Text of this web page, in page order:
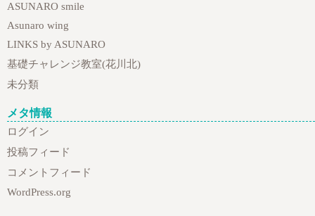
ASUNARO smile
Asunaro wing
LINKS by ASUNARO
基礎チャレンジ教室(花川北)
未分類
メタ情報
ログイン
投稿フィード
コメントフィード
WordPress.org